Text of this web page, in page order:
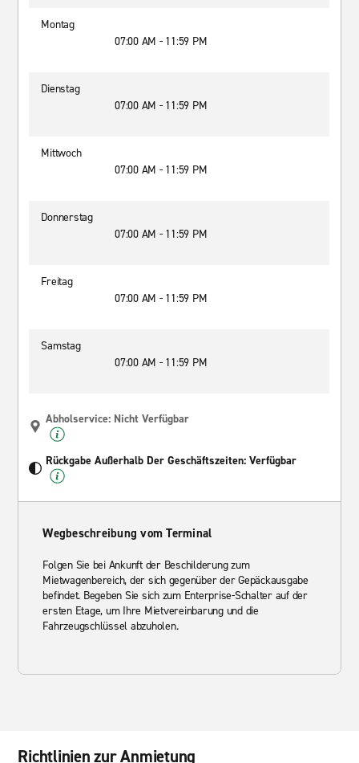
Montag
07:00 AM - 11:59 PM
Dienstag
07:00 AM - 11:59 PM
Mittwoch
07:00 AM - 11:59 PM
Donnerstag
07:00 AM - 11:59 PM
Freitag
07:00 AM - 11:59 PM
Samstag
07:00 AM - 11:59 PM
Abholservice: Nicht Verfügbar
Rückgabe Außerhalb Der Geschäftszeiten: Verfügbar
Wegbeschreibung vom Terminal
Folgen Sie bei Ankunft der Beschilderung zum
Mietwagenbereich, der sich gegenüber der Gepäckausgabe
befindet. Begeben Sie sich zum Enterprise-Schalter auf der
ersten Etage, um Ihre Mietvereinbarung und die
Fahrzeugschlüssel abzuholen.
Richtlinien zur Anmietung